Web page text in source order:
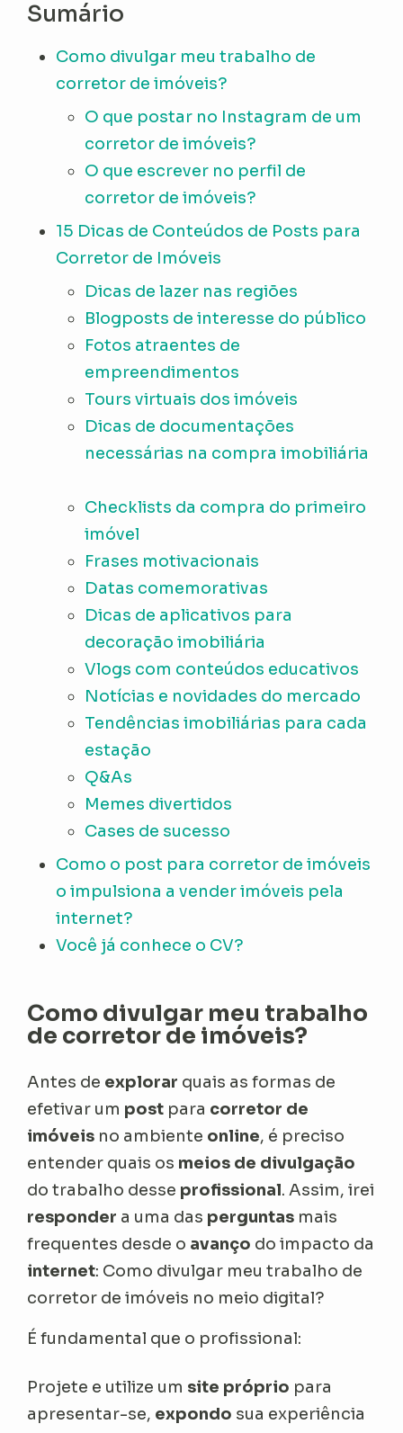
Sumário
Como divulgar meu trabalho de
corretor de imóveis?
O que postar no Instagram de um
corretor de imóveis?
O que escrever no perfil de
corretor de imóveis?
15 Dicas de Conteúdos de Posts para
Corretor de Imóveis
Dicas de lazer nas regiões
Blogposts de interesse do público
Fotos atraentes de
empreendimentos
Tours virtuais dos imóveis
Dicas de documentações
necessárias na compra imobiliária
Checklists da compra do primeiro
imóvel
Frases motivacionais
Datas comemorativas
Dicas de aplicativos para
decoração imobiliária
Vlogs com conteúdos educativos
Notícias e novidades do mercado
Tendências imobiliárias para cada
estação
Q&As
Memes divertidos
Cases de sucesso
Como o post para corretor de imóveis
o impulsiona a vender imóveis pela
internet?
Você já conhece o CV?
Como divulgar meu trabalho
de corretor de imóveis?
Antes de explorar quais as formas de
efetivar um post para corretor de
imóveis no ambiente online, é preciso
entender quais os meios de divulgação
do trabalho desse profissional. Assim, irei
responder a uma das perguntas mais
frequentes desde o avanço do impacto da
internet: Como divulgar meu trabalho de
corretor de imóveis no meio digital?
É fundamental que o profissional:
Projete e utilize um site próprio para
apresentar-se, expondo sua experiência